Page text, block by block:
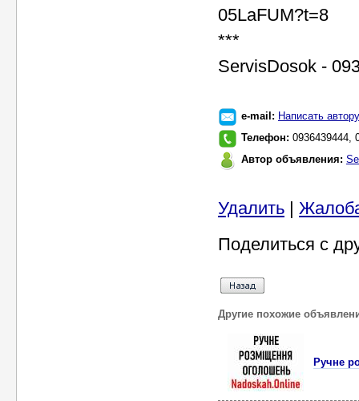
05LaFUM?t=8
***
ServisDosok -
e-mail: Написать автору
Телефон: 0936439444,
Автор объявления:
Удалить |
Поделиться с
Другие похожие
Ручне